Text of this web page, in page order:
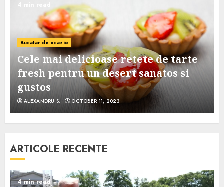
4 min read
Bucatar de ocazie
Cele mai delicioase retete de tarte
fresh pentru un desert sanatos si
gustos
ALEXANDRU S. OCTOBER 11, 2023
ARTICOLE RECENTE
4 min read